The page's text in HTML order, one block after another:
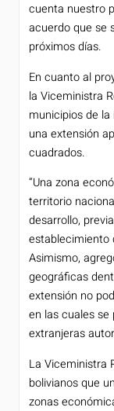
cuenta nuestro
acuerdo que se
próximos días.
En cuanto al
la Viceministra
municipios de
una extensión
cuadrados.
“Una zona
territorio
desarrollo,
establecimiento
Asimismo,
geográficas
extensión no
en las cuales
extranjeras
La Viceministra
bolivianos que
zonas